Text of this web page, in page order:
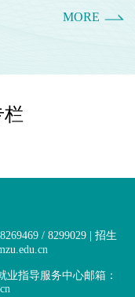
MORE
栏
/ 8299029 | 招生
业指导服务中心邮箱：